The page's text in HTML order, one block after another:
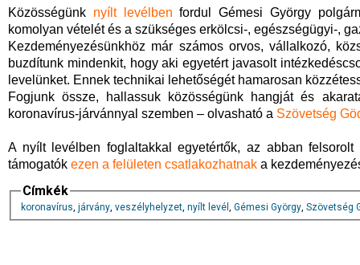
Közösségünk nyílt levélben fordul Gémesi György
komolyan vételét és a szükséges erkölcsi-, egészségügyi-,
Kezdeményezésünkhöz már számos orvos, vállalkozó,
buzdítunk mindenkit, hogy aki egyetért javasolt
levelünket. Ennek technikai lehetőségét hamarosan
Fogjunk össze, hallassuk közösségünk hangját és
koronavírus-járvánnyal szemben – olvasható a Szövetség
A nyílt levélben foglaltakkal egyetértők, az abban felsorolt
támogatók ezen a felületen csatlakozhatnak a
Címkék
koronavírus, járvány, veszélyhelyzet, nyílt levél , Gémesi György, Szövetség